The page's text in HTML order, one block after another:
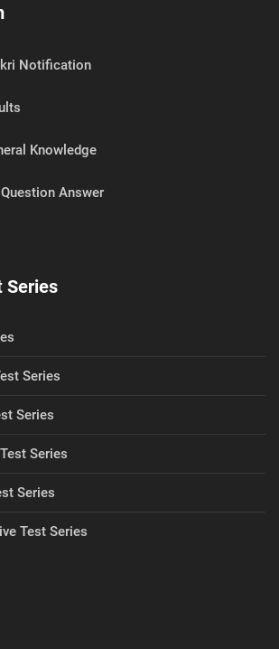
Notification
Knowledge
Answer
Series
Series
Series
Series
Series
Test Series